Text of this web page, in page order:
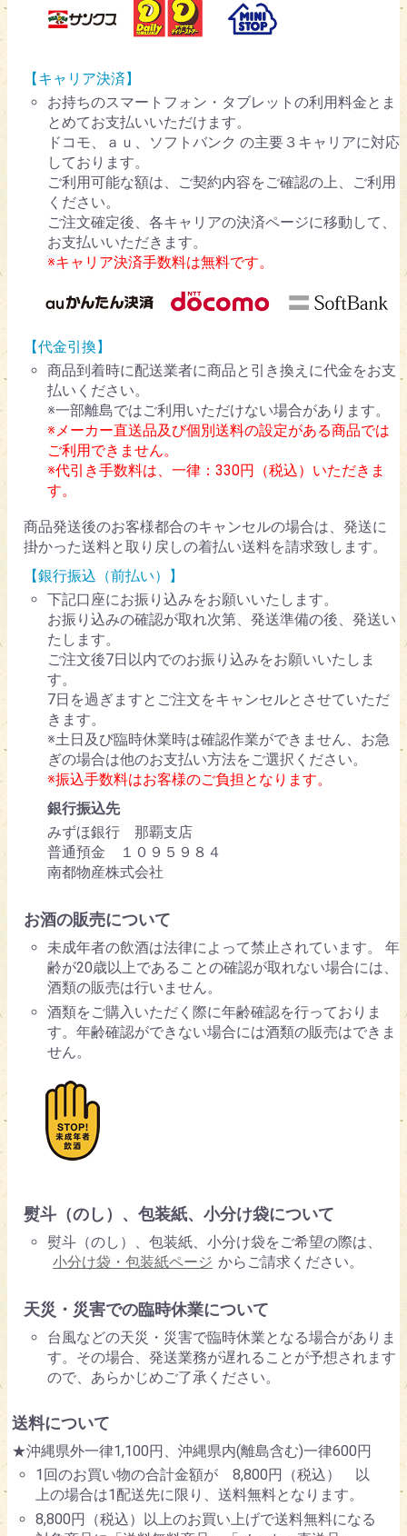
【キャリア決済】
お持ちのスマートフォン・タブレットの利用料金とま
とめてお支払いいただけます。
ドコモ、ａｕ、ソフトバンク の主要３キャリアに対応
しております。
ご利用可能な額は、ご契約内容をご確認の上、ご利用
ください。
ご注文確定後、各キャリアの決済ページに移動して、
お支払いいただきます。
※キャリア決済手数料は無料です。
【代金引換】
商品到着時に配送業者に商品と引き換えに代金をお支
払いください。
※一部離島ではご利用いただけない場合があります。
※メーカー直送品及び個別送料の設定がある商品では
ご利用できません。
※代引き手数料は、一律：330円（税込）いただきま
す。
商品発送後のお客様都合のキャンセルの場合は、発送に
掛かった送料と取り戻しの着払い送料を請求致します。
【銀行振込（前払い）】
下記口座にお振り込みをお願いいたします。
お振り込みの確認が取れ次第、発送準備の後、発送い
たします。
ご注文後7日以内でのお振り込みをお願いいたしま
す。
7日を過ぎますとご注文をキャンセルとさせていただ
きます。
※土日及び臨時休業時は確認作業ができません、お急
ぎの場合は他のお支払い方法をご選択ください。
※振込手数料はお客様のご負担となります。
銀行振込先
みずほ銀行 那覇支店
普通預金 １０９５９８４
南都物産株式会社
お酒の販売について
未成年者の飲酒は法律によって禁止されています。 年
齢が20歳以上であることの確認が取れない場合には、
酒類の販売は行いません。
酒類をご購入いただく際に年齢確認を行っておりま
す。年齢確認ができない場合には酒類の販売はできま
せん。
熨斗（のし）、包装紙、小分け袋について
熨斗（のし）、包装紙、小分け袋をご希望の際は、
小分け袋・包装紙ページ からご請求ください。
天災・災害での臨時休業について
台風などの天災・災害で臨時休業となる場合がありま
す。その場合、発送業務が遅れることが予想されます
ので、あらかじめご了承ください。
送料について
★沖縄県外一律1,100円、沖縄県内(離島含む)一律600円
1回のお買い物の合計金額が 8,800円（税込） 以
上の場合は1配送先に限り、送料無料となります。
8,800円（税込）以上のお買い上げで送料無料になる